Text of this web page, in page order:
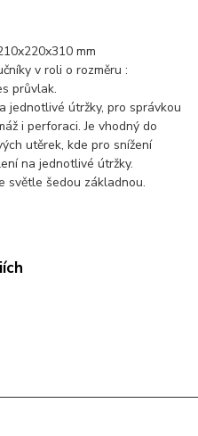
mm
v roli o rozměru :
průvlak.
jednotlivé útržky, pro správkou
i perforaci. Je vhodný do
utěrek, kde pro snížení
na jednotlivé útržky.
světle šedou základnou.